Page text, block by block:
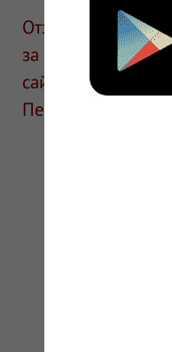
Отзывы
за информацию в
сайте для
Перед